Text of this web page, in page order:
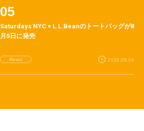
Saturdays NYC × L.L.Beanのトートバッグが8
月5日に発売
News 2026.08.04